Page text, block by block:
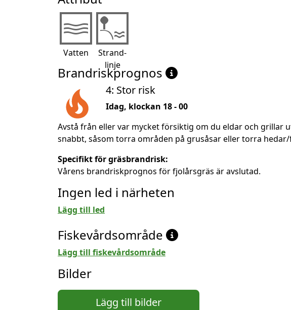
Vatten
Strand-
linje
Brandriskprognos
4: Stor risk
Idag, klockan 18 - 00
Avstå från eller var mycket försiktig om du eldar och grillar
snabbt, såsom torra områden på grusåsar eller torra
Specifikt för gräsbrandrisk:
Vårens brandriskprognos för fjolårsgräs är avslutad.
Ingen led i närheten
Lägg till led
Fiskevårdsområde
Lägg till fiskevårdsområde
Bilder
Lägg till bilder